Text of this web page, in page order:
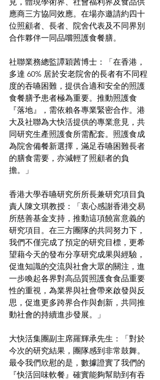
應商三方協同效應。在場亦邀請約四十
位照顧者、長者、院舍代表及不同界別
合作夥伴一同品嚐照護食餐膳。
社聯業務總監譚穎茜博士：「在香港，
多達 60% 居於安老院舍的長者有不同程
度的吞嚥困難，提供合適和安全的照護
食餐膳予患者極為重要。推動照護食
『落地』，需依賴各專業緊密合作。港
大及社聯為大快活提供的專業意見，共
同研究生產照護食所需配套。照護食成
為院舍備餐新選擇，滿足吞嚥困難長者
的膳食需要，亦減輕了照顧者的負
擔。」
香港大學吞嚥研究所所長兼研究項目負
責人陳文琪教授：「衷心感謝香港交易
所慈善基金支持，推動這項饒富意義的
研究項目。在三方團隊的共同努力下，
我們不僅完成了預定的研究目標，更希
望藉今天的發布分享研究成果與經驗，
促進知識的交流與社會大眾的關注，進
一步喚起各界對高品質照護食食品重要
性的重視，為業界與社會帶來啟發與反
思，促進更多跨界合作與創新，共同推
動社會的持續進步發展。」
大快活集團副主席羅輝承先生：「對於
今次的研究結果，團隊感到非常鼓舞。
最令我們欣慰的是，數據證實了我們的
『快活回味軟餐』確實能夠幫助到有吞